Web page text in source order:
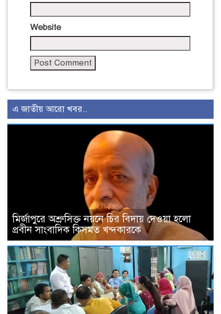
Website
এ জাতীয় আরো খবর..
মির্জাপুরে অশ্রুসিক্ত নয়নে চির বিদায় দেওয়া হলো
প্রবীন সাংবাদিক কিসমত খন্দকারকে